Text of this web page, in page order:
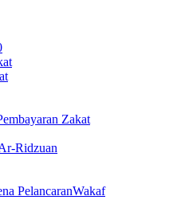
Zakat
Ridzuan
PelancaranWakaf